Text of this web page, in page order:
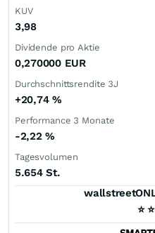
KUV
3,98
Dividende pro Aktie
0,270000 EUR
Durchschnittsrendite 3J
+20,74 %
Performance 3 Monate
-2,22%
Tagesvolumen
5.654 St.
⭐ ⭐